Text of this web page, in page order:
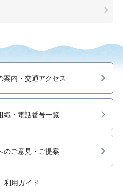
案内・交通アクセス
織・電話番号一覧
のご意見・ご提案
利用ガイド